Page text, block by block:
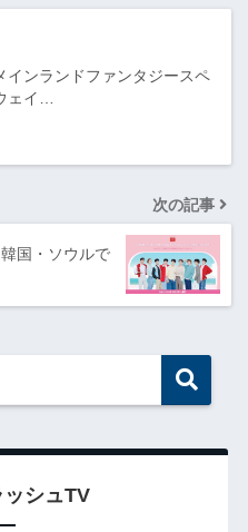
インランドファンタジースペ
ェイ…
次の記事
国・ソウルで
シュTV